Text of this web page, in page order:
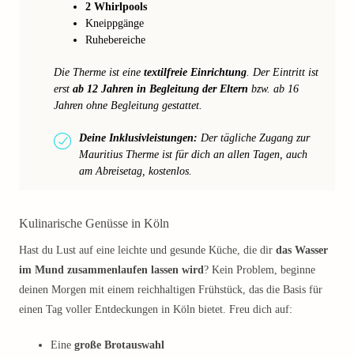
2 Whirlpools
Kneippgänge
Ruhebereiche
Die Therme ist eine textilfreie Einrichtung. Der Eintritt ist
erst ab 12 Jahren in Begleitung der Eltern bzw. ab 16
Jahren ohne Begleitung gestattet.
Deine Inklusivleistungen: Der tägliche Zugang zur
Mauritius Therme ist für dich an allen Tagen, auch
am Abreisetag, kostenlos.
Kulinarische Genüsse in Köln
Hast du Lust auf eine leichte und gesunde Küche, die dir das Wasser
im Mund zusammenlaufen lassen wird? Kein Problem, beginne
deinen Morgen mit einem reichhaltigen Frühstück, das die Basis für
einen Tag voller Entdeckungen in Köln bietet. Freu dich auf:
Eine große Brotauswahl